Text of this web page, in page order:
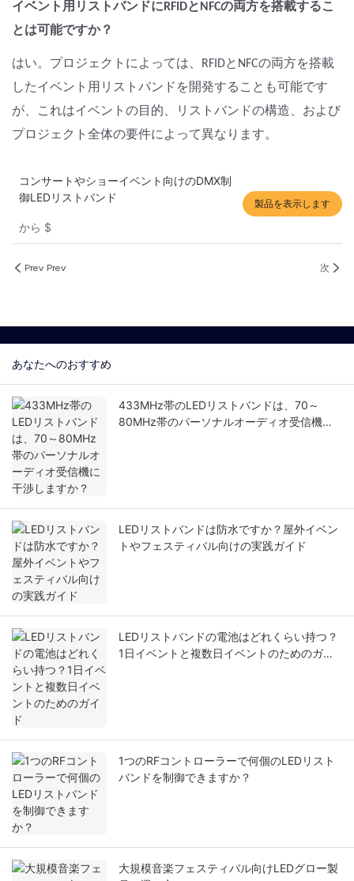
イベント用リストバンドにRFIDとNFCの両方を搭載するこ
とは可能ですか？
はい。プロジェクトによっては、RFIDとNFCの両方を搭載
したイベント用リストバンドを開発することも可能です
が、これはイベントの目的、リストバンドの構造、および
プロジェクト全体の要件によって異なります。
コンサートやショーイベント向けのDMX制
御LEDリストバンド
から $
製品を表示します
Prev Prev 次
あなたへのおすすめ
433MHz帯のLEDリストバンドは、70～
80MHz帯のパーソナルオーディオ受信機に
LEDリストバンドは防水ですか？屋外イベン
トやフェスティバル向けの実践ガイド
LEDリストバンドの電池はどれくらい持つ？
1日イベントと複数日イベントのためのガイ
1つのRFコントローラーで何個のLEDリスト
バンドを制御できますか？
大規模音楽フェスティバル向けLEDグロー製